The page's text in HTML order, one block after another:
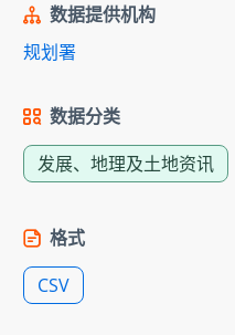
数据提供机构
规划署
数据分类
发展、地理及土地资讯
格式
CSV